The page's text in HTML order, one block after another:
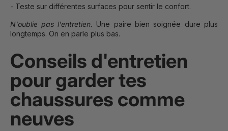
- Teste sur différentes surfaces pour sentir le confort.
N'oublie pas l'entretien. Une paire bien soignée dure plus
longtemps. On en parle plus bas.
Conseils d'entretien
pour garder tes
chaussures comme
neuves